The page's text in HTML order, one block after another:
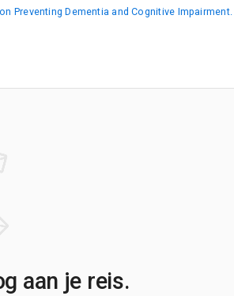
Preventing Dementia and Cognitive Impairment.
aan je reis.